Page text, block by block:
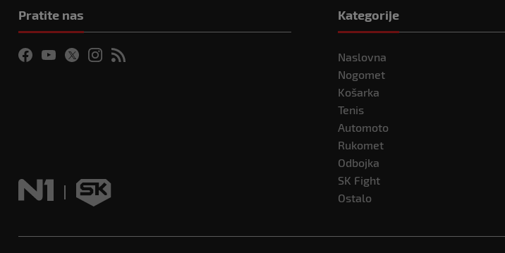
Pratite nas Kategorije
Naslovna
Nogomet
Košarka
Tenis
Automoto
Rukomet
Odbojka
SK Fight
Ostalo